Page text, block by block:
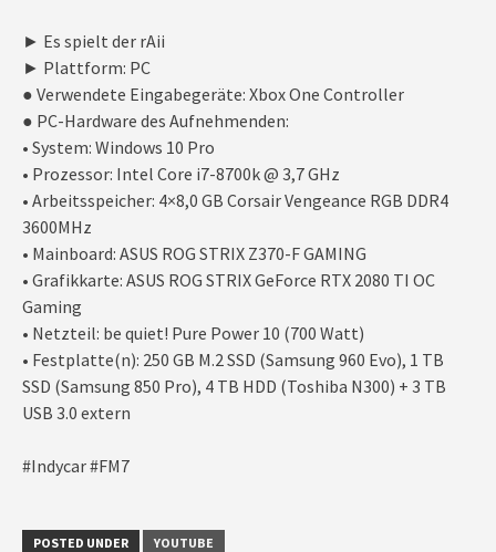
► Es spielt der rAii
► Plattform: PC
● Verwendete Eingabegeräte: Xbox One Controller
● PC-Hardware des Aufnehmenden:
• System: Windows 10 Pro
• Prozessor: Intel Core i7-8700k @ 3,7 GHz
• Arbeitsspeicher: 4×8,0 GB Corsair Vengeance RGB DDR4
3600MHz
• Mainboard: ASUS ROG STRIX Z370-F GAMING
• Grafikkarte: ASUS ROG STRIX GeForce RTX 2080 TI OC
Gaming
• Netzteil: be quiet! Pure Power 10 (700 Watt)
• Festplatte(n): 250 GB M.2 SSD (Samsung 960 Evo), 1 TB
SSD (Samsung 850 Pro), 4 TB HDD (Toshiba N300) + 3 TB
USB 3.0 extern
#Indycar #FM7
POSTED UNDER YOUTUBE